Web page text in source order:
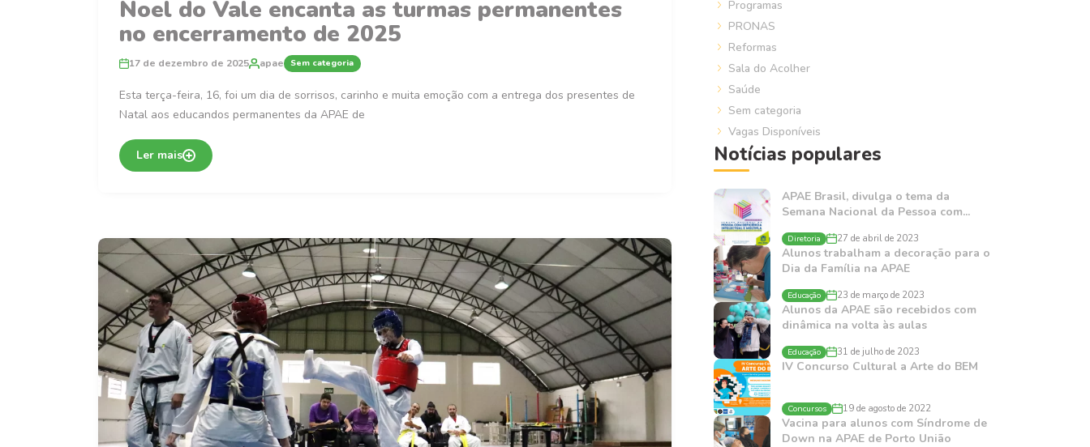
Noel do Vale encanta as turmas permanentes
no encerramento de 2025
17 de dezembro de 2025 apae Sem categoria
Esta terça-feira, 16, foi um dia de sorrisos, carinho e muita emoção com a entrega dos presentes de
Natal aos educandos permanentes da APAE de
Ler mais
Programas
PRONAS
Reformas
Sala do Acolher
Saúde
Sem categoria
Vagas Disponíveis
Notícias populares
APAE Brasil, divulga o tema da
Semana Nacional da Pessoa com...
Diretoria 27 de abril de 2023
Alunos trabalham a decoração para o
Dia da Família na APAE
Educação 23 de março de 2023
Alunos da APAE são recebidos com
dinâmica na volta às aulas
Educação 31 de julho de 2023
IV Concurso Cultural a Arte do BEM
Concursos 19 de agosto de 2022
Vacina para alunos com Síndrome de
Down na APAE de Porto União